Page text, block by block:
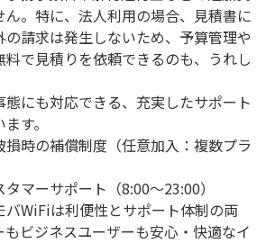
。特に、法人利用の場合、見積書に
請求は発生しないため、予算管理や
で見積りを依頼できるのも、うれし
態にも対応できる、充実したサポート
す。
時の補償制度（任意加入：複数プラ
ーサポート（8:00～23:00）
バWiFiは利便性とサポート体制の両
ビジネスユーザーも安心・快適なイ